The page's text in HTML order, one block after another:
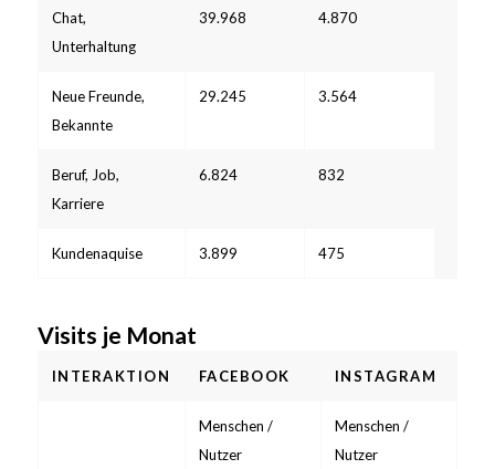
Chat,
Unterhaltung
39.968 4.870
Neue Freunde,
Bekannte
29.245 3.564
Beruf, Job,
Karriere
6.824 832
Kundenaquise 3.899 475
Visits je Monat
INTERAKTION FACEBOOK INSTAGRAM
Menschen /
Nutzer
Menschen /
Nutzer